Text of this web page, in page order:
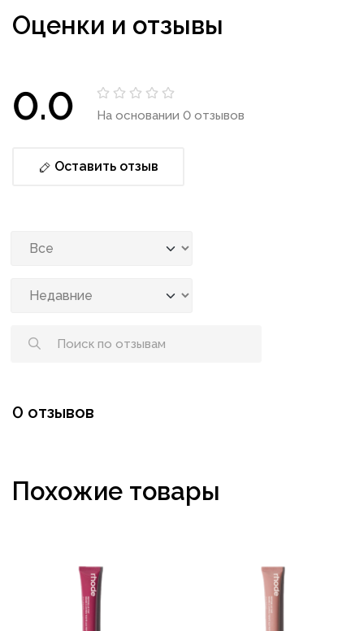
Оценки и отзывы
0.0 На основании 0 отзывов
Оставить отзыв
0 отзывов
Похожие товары